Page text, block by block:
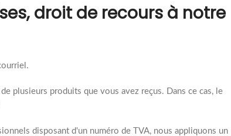
droit de recours à notre
plusieurs produits que vous avez reçus. Dans ce cas, le
disposant d'un numéro de TVA, nous appliquons un